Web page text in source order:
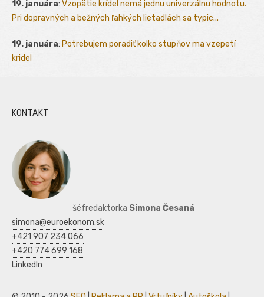
19. januára: Vzopätie krídel nemá jednu univerzálnu hodnotu.
Pri dopravných a bežných ľahkých lietadlách sa typic...
19. januára: Potrebujem poradiť kolko stupňov ma vzepetí
kridel
KONTAKT
šéfredaktorka Simona Česaná
simona@euroekonom.sk
+421 907 234 066
+420 774 699 168
LinkedIn